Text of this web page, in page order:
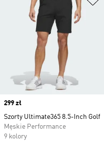
Price
299 zł
Szorty Ultimate365 8.5-Inch Golf
Męskie Performance
9 kolory